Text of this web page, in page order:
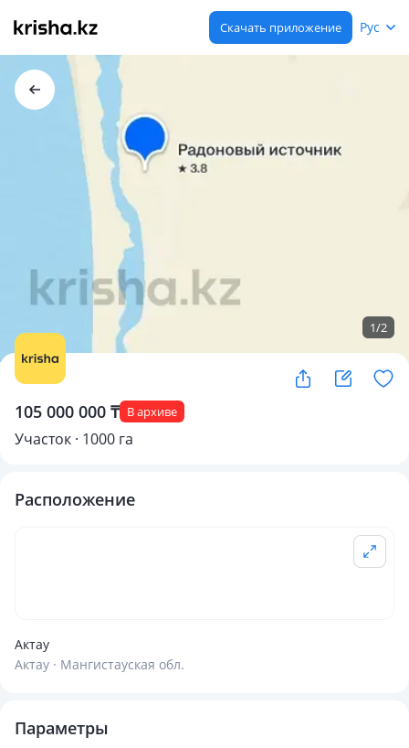
Скачать приложение Рус
1/2
105 000 000 ₸ В архиве
Участок · 1000 га
Расположение
Актау
Актау · Мангистауская обл.
Параметры